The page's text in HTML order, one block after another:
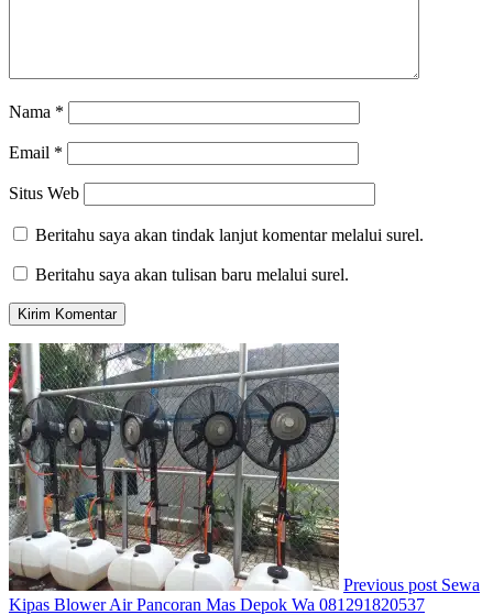
Nama *
Email *
Situs Web
Beritahu saya akan tindak lanjut komentar melalui surel.
Beritahu saya akan tulisan baru melalui surel.
Previous post Sewa
Kipas Blower Air Pancoran Mas Depok Wa 081291820537